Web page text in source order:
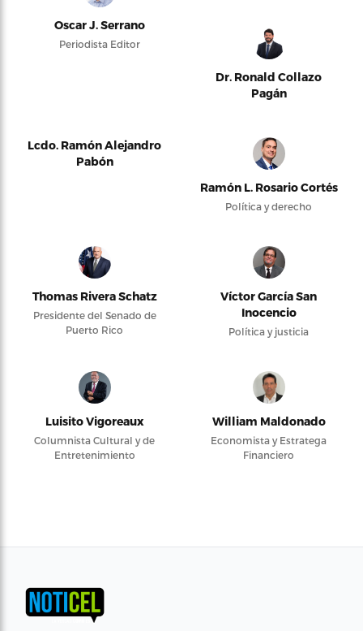
Oscar J. Serrano
Periodista Editor
Dr. Ronald Collazo
Pagán
Lcdo. Ramón Alejandro
Pabón
Ramón L. Rosario Cortés
Política y derecho
Thomas Rivera Schatz
Presidente del Senado de
Puerto Rico
Víctor García San
Inocencio
Política y justicia
Luisito Vigoreaux
Columnista Cultural y de
Entretenimiento
William Maldonado
Economista y Estratega
Financiero